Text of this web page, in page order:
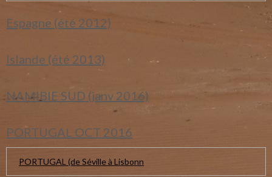
Espagne (été 2012)
Islande (été 2013)
NAMIBIE SUD (janv 2016)
PORTUGAL OCT 2016
PORTUGAL (de Séville à Lisbonn